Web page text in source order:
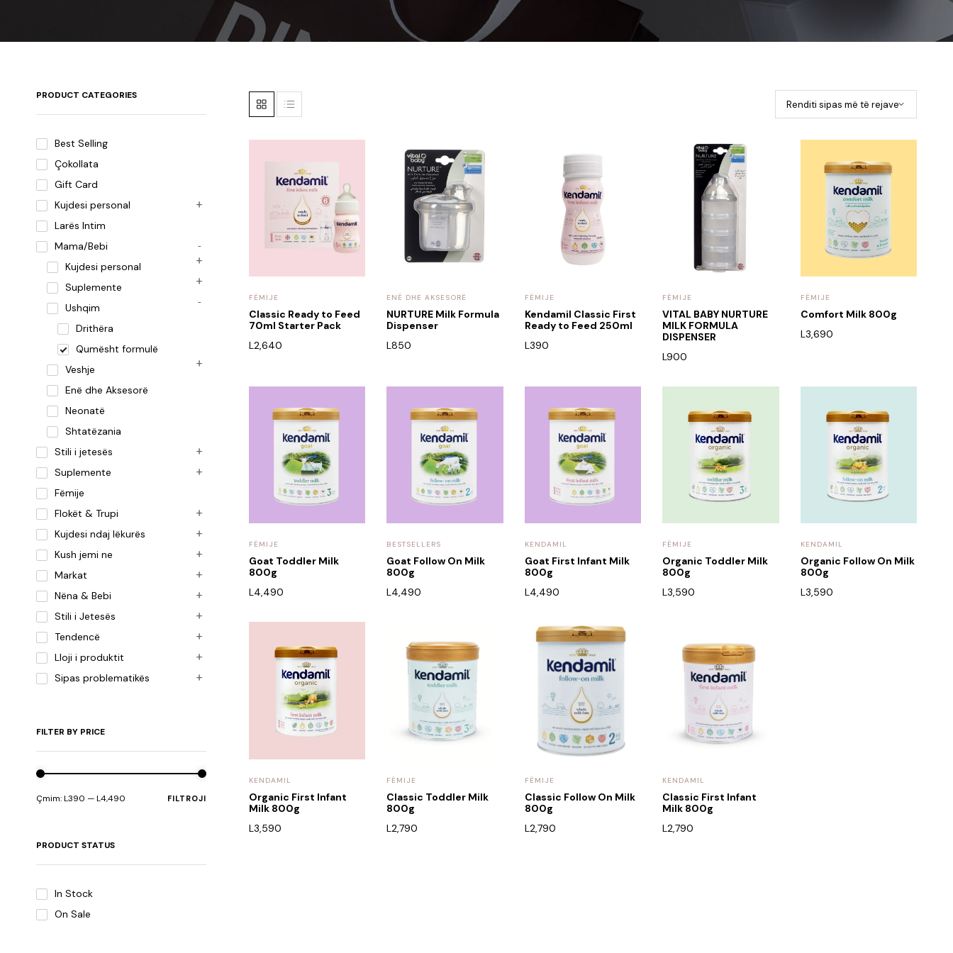
PRODUCT CATEGORIES
Best Selling
Çokollata
Gift Card
Kujdesi personal
Larës Intim
Mama/Bebi
Kujdesi personal
Suplemente
Ushqim
Drithëra
Qumësht formulë
Veshje
Enë dhe Aksesorë
Neonatë
Shtatëzania
Stili i jetesës
Suplemente
Fëmije
Flokët & Trupi
Kujdesi ndaj lëkurës
Kush jemi ne
Markat
Nëna & Bebi
Stili i Jetesës
Tendencë
Lloji i produktit
Sipas problematikës
FILTER BY PRICE
FILTROJI
Çmim:L390 —L4,490
PRODUCT STATUS
In Stock
On Sale
FËMIJE
Classic Ready to Feed
70ml Starter Pack
L2,640
ENË DHE AKSESORË
NURTURE Milk Formula
Dispenser
L850
FËMIJE
Kendamil Classic First
Ready to Feed 250ml
L390
FËMIJE
VITAL BABY NURTURE
MILK FORMULA
DISPENSER
L900
FËMIJE
Comfort Milk 800g
L3,690
FËMIJE
Goat Toddler Milk
800g
L4,490
BESTSELLERS
Goat Follow On Milk
800g
L4,490
KENDAMIL
Goat First Infant Milk
800g
L4,490
FËMIJE
Organic Toddler Milk
800g
L3,590
KENDAMIL
Organic Follow On Milk
800g
L3,590
KENDAMIL
Organic First Infant
Milk 800g
L3,590
FËMIJE
Classic Toddler Milk
800g
L2,790
FËMIJE
Classic Follow On Milk
800g
L2,790
KENDAMIL
Classic First Infant
Milk 800g
L2,790